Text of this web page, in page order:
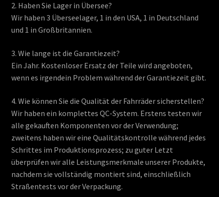
2. Haben Sie Lager in Übersee?
Wir haben 3 Überseelager, 1 in den USA, 1 in Deutschland
und 1 in Großbritannien.
3. Wie lange ist die Garantiezeit?
Ein Jahr. Kostenloser Ersatz der Teile wird angeboten,
wenn es irgendein Problem während der Garantiezeit gibt.
4. Wie können Sie die Qualität der Fahrräder sicherstellen?
Wir haben ein komplettes QC-System. Erstens testen wir
alle gekauften Komponenten vor der Verwendung;
zweitens haben wir eine Qualitätskontrolle während jedes
Schrittes im Produktionsprozess; zu guter Letzt
überprüfen wir alle Leistungsmerkmale unserer Produkte,
nachdem sie vollständig montiert sind, einschließlich
Straßentests vor der Verpackung.